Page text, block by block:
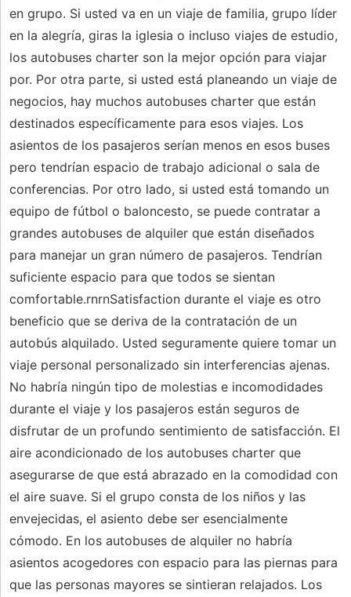
en grupo. Si usted va en un viaje de familia, grupo líder
en la alegría, giras la iglesia o incluso viajes de estudio,
los autobuses charter son la mejor opción para viajar
por. Por otra parte, si usted está planeando un viaje de
negocios, hay muchos autobuses charter que están
destinados específicamente para esos viajes. Los
asientos de los pasajeros serían menos en esos buses
pero tendrían espacio de trabajo adicional o sala de
conferencias. Por otro lado, si usted está tomando un
equipo de fútbol o baloncesto, se puede contratar a
grandes autobuses de alquiler que están diseñados
para manejar un gran número de pasajeros. Tendrían
suficiente espacio para que todos se sientan
comfortable.rnrnSatisfaction durante el viaje es otro
beneficio que se deriva de la contratación de un
autobús alquilado. Usted seguramente quiere tomar un
viaje personal personalizado sin interferencias ajenas.
No habría ningún tipo de molestias e incomodidades
durante el viaje y los pasajeros están seguros de
disfrutar de un profundo sentimiento de satisfacción. El
aire acondicionado de los autobuses charter que
asegurarse de que está abrazado en la comodidad con
el aire suave. Si el grupo consta de los niños y las
envejecidas, el asiento debe ser esencialmente
cómodo. En los autobuses de alquiler no habría
asientos acogedores con espacio para las piernas para
que las personas mayores se sintieran relajados. Los